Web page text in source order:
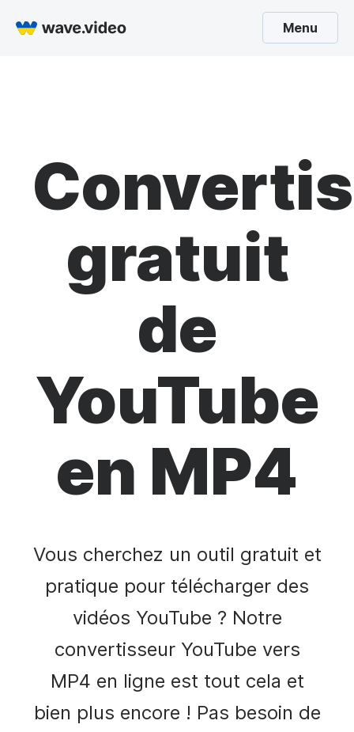
Menu
gratuit
de
YouTube
en MP4
Vous cherchez un outil gratuit et
pratique pour télécharger des
vidéos YouTube ? Notre
convertisseur YouTube vers
MP4 en ligne est tout cela et
bien plus encore ! Pas besoin de